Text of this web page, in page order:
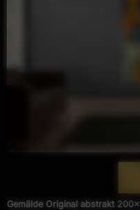
Gemälde Original abstrakt